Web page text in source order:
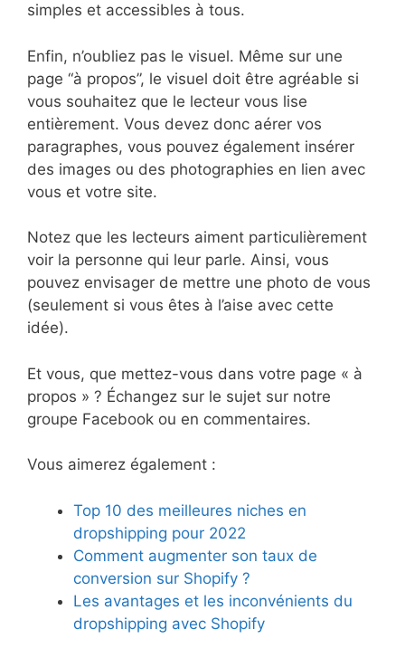
simples et accessibles à tous.
Enfin, n’oubliez pas le visuel. Même sur une
page “à propos”, le visuel doit être agréable si
vous souhaitez que le lecteur vous lise
entièrement. Vous devez donc aérer vos
paragraphes, vous pouvez également insérer
des images ou des photographies en lien avec
vous et votre site.
Notez que les lecteurs aiment particulièrement
voir la personne qui leur parle. Ainsi, vous
pouvez envisager de mettre une photo de vous
(seulement si vous êtes à l’aise avec cette
idée).
Et vous, que mettez-vous dans votre page « à
propos » ? Échangez sur le sujet sur notre
groupe Facebook ou en commentaires.
Vous aimerez également :
Top 10 des meilleures niches en
dropshipping pour 2022
Comment augmenter son taux de
conversion sur Shopify ?
Les avantages et les inconvénients du
dropshipping avec Shopify